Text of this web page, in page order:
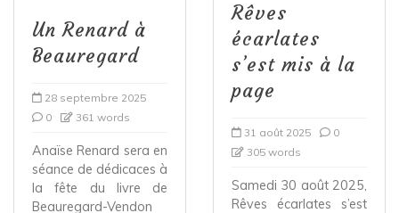
Un Renard à
Beauregard
28 septembre 2025
0
361 words
Anaïse Renard sera en
séance de dédicaces à
la fête du livre de
Beauregard-Vendon
Rêves
écarlates
s’est mis à la
page
31 août 2025
0
305 words
Samedi 30 août 2025,
Rêves écarlates s’est